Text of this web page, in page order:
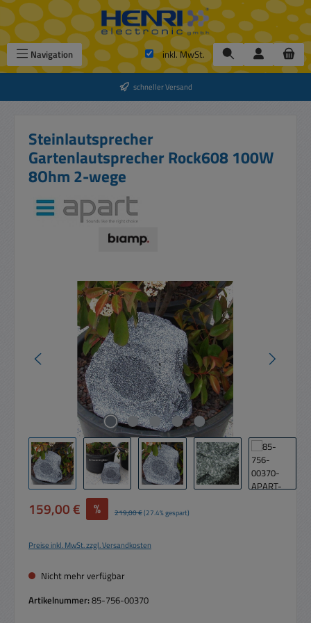
Zum Hauptinhalt springen
Navigation inkl. MwSt.
schneller Versand
Steinlautsprecher
Gartenlautsprecher Rock608 100W
8Ohm 2-wege
Bildergalerie überspringen
Verkaufspreis:
159,00 € % Regulärer Preis:
219,00 €(27.4% gespart)
Preise inkl. MwSt. zzgl. Versandkosten
Nicht mehr verfügbar
Artikelnummer:85-756-00370